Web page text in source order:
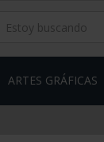
ARTES GRÁFICAS